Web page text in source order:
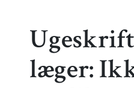
læger: